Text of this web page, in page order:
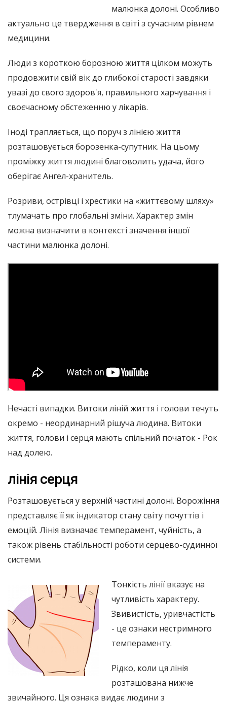
малюнка долоні. Особливо
актуально це твердження в світі з сучасним рівнем
медицини.
Люди з короткою борозною життя цілком можуть
продовжити свій вік до глибокої старості завдяки
увазі до свого здоров'я, правильного харчування і
своєчасному обстеженню у лікарів.
Іноді трапляється, що поруч з лінією життя
розташовується борозенка-супутник. На цьому
проміжку життя людині благоволить удача, його
оберігає Ангел-хранитель.
Розриви, острівці і хрестики на «життєвому шляху»
тлумачать про глобальні зміни. Характер змін
можна визначити в контексті значення іншої
частини малюнка долоні.
Нечасті випадки. Витоки ліній життя і голови течуть
окремо - неординарний рішуча людина. Витоки
життя, голови і серця мають спільний початок - Рок
над долею.
лінія серця
Розташовується у верхній частині долоні. Ворожіння
представляє її як індикатор стану світу почуттів і
емоцій. Лінія визначає темперамент, чуйність, а
також рівень стабільності роботи серцево-судинної
системи.
Тонкість лінії вказує на
чутливість характеру.
Звивистість, уривчастість
- це ознаки нестримного
темпераменту.
Рідко, коли ця лінія
розташована нижче
звичайного. Ця ознака видає людини з